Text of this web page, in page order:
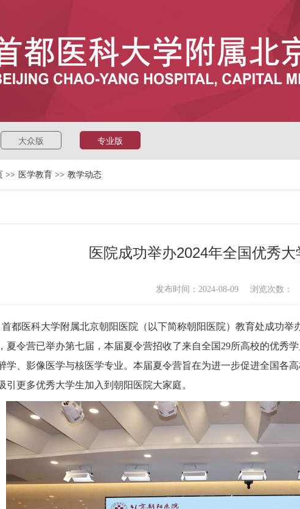
大众版 专业版
>> 医学教育 >> 教学动态
医院成功举办2024年全国优秀
发布时间：2024-08-09 浏览次数：
都医科大学附属北京朝阳医院（以下简称朝阳医院）教育处成功
夏令营已举办第七届，本届夏令营招收了来自全国29所高校的优秀
学、影像医学与核医学专业。本届夏令营旨在为进一步促进全国各
引更多优秀大学生加入到朝阳医院大家庭。